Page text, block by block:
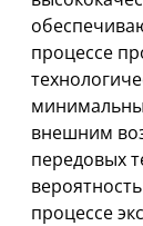
процессе
внешним
передовых
процессе